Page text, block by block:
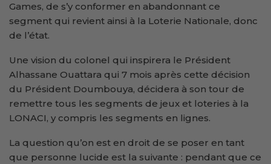
Games, de s’y conformer en abandonnant ce
segment qui revient ainsi à la Loterie Nationale, donc
de l’état.
Une vision du colonel qui inspirera le Président
Alhassane Ouattara qui 7 mois après cette décision
du Président Doumbouya, décidera à son tour de
remettre tous les segments de jeux et loteries à la
LONACI, y compris les segments en lignes.
La question qu’on est en droit de se poser en tant
que personne lucide est la suivante : pendant que ce